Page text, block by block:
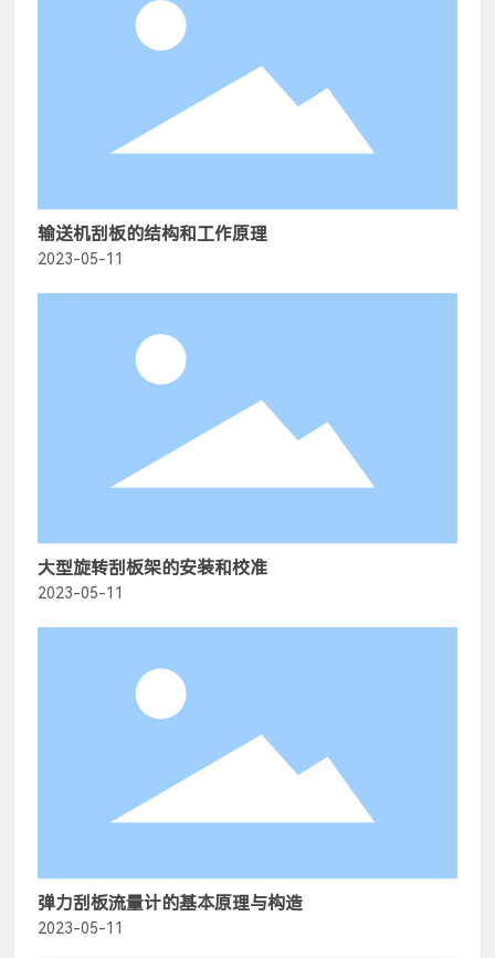
输送机刮板的结构和工作原理
2023-05-11
大型旋转刮板架的安装和校准
2023-05-11
弹力刮板流量计的基本原理与构造
2023-05-11